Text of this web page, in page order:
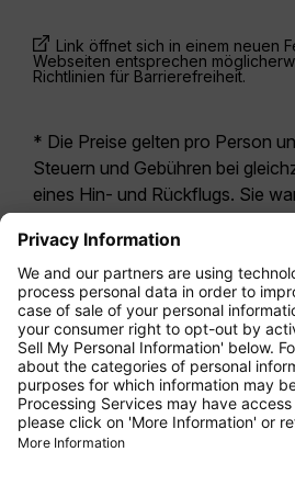
Link öffnet sich in einem neuen
Webseiten entsprechen
Richtlinien für Barrierefreiheit.
* Die Preise gelten pro Person
Steuern und Gebühren bei
eines Hin- und Rückflugs. Sie
möglicherweise nicht mehr
Economy Class angegebenen
sich i.d.R. um Economy Zero,
Tarifoption. Es können hierfür
fürAufgabegepäck oder für
Leistungen anfallen. Es gelten
Geschäftsbedingungen .